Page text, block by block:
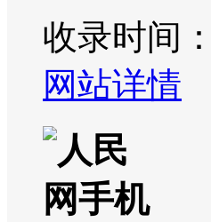
收录时间
网站详情